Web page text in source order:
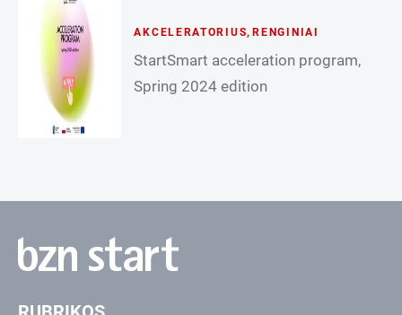
AKCELERATORIUS, RENGINIAI
StartSmart acceleration program,
Spring 2024 edition